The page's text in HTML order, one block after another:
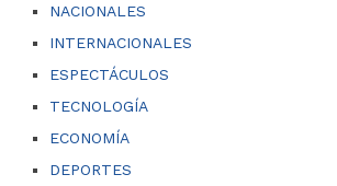
NACIONALES
INTERNACIONALES
ESPECTÁCULOS
TECNOLOGÍA
ECONOMÍA
DEPORTES